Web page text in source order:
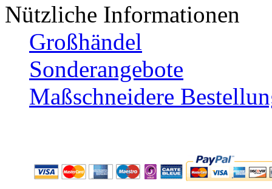
Nützliche Informationen
Großhändel
Sonderangebote
Maßschneidere